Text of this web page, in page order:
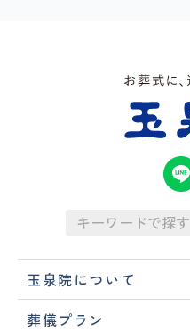
玉泉院について
葬儀プラン